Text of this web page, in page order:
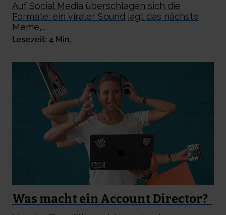
Auf Social Media überschlagen sich die
Formate: ein viraler Sound jagt das nächste
Meme,...
Lesezeit: 4 Min.
Was macht ein Account Director?